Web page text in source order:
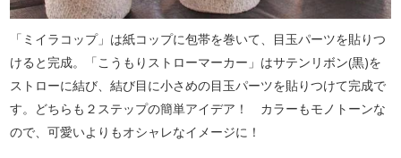
「ミイラコップ」は紙コップに包帯を巻いて、目玉パーツを貼りつ
けると完成。「こうもりストローマーカー」はサテンリボン(黒)を
ストローに結び、結び目に小さめの目玉パーツを貼りつけて完成で
す。どちらも２ステップの簡単アイデア！ カラーもモノトーンな
ので、可愛いよりもオシャレなイメージに！